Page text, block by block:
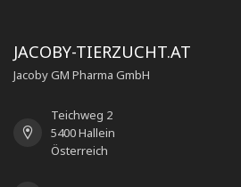
JACOBY-TIERZUCHT.AT
Jacoby GM Pharma GmbH
Teichweg 2
5400 Hallein
Österreich